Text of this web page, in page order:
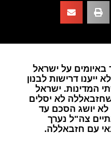
על ישראל
דרישות לבנון
המדינות. ישראל
לא יסלים
יושג הסכם עד
צה"ל נערך
עם חזבאללה.